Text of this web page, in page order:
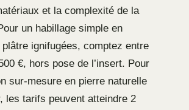
et la complexité de la
un habillage simple en
plâtre ignifugées, comptez entre
€, hors pose de l’insert. Pour
sur-mesure en pierre naturelle
les tarifs peuvent atteindre 2